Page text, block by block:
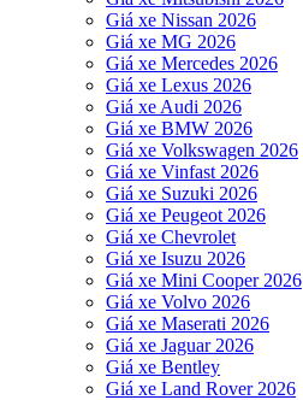
Giá xe Nissan 2026
Giá xe MG 2026
Giá xe Mercedes 2026
Giá xe Lexus 2026
Giá xe Audi 2026
Giá xe BMW 2026
Giá xe Volkswagen 2026
Giá xe Vinfast 2026
Giá xe Suzuki 2026
Giá xe Peugeot 2026
Giá xe Chevrolet
Giá xe Isuzu 2026
Giá xe Mini Cooper 2026
Giá xe Volvo 2026
Giá xe Maserati 2026
Giá xe Jaguar 2026
Giá xe Bentley
Giá xe Land Rover 2026